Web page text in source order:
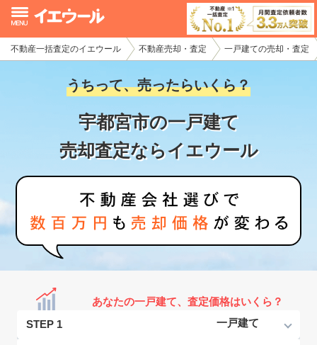
不動産一括査定のイエウール 不動産売却・査定 一戸建ての売却・査定
うちって、売ったらいくら？
宇都宮市の一戸建て
売却査定ならイエウール
あなたの一戸建て、査定価格はいくら？
STEP 1
イエウール加盟希望の不動産会社様
初めての方へ
不動産売却の流れ
不動産の売却・一括査定
家査定シミュレーター
お問い合わせ